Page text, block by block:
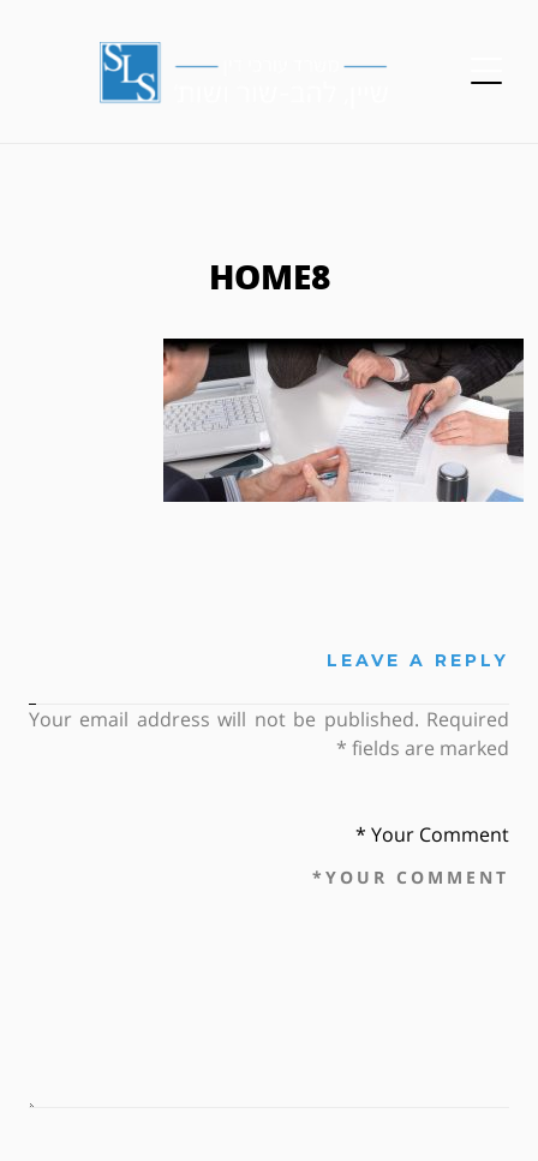
HOME8
LEAVE A REPLY
Your email address will not be published. Required
fields are marked
*
Your Comment *